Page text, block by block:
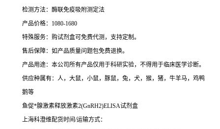
检测方法：酶联免疫吸附测定法
产品价格：1080-1680
特殊服务：购试剂盒可免费代测，支持定制。
售后保障：如产品质量问题包免费退换。
产品用途：本公司所有产品仅用于科研实验，不得用于临床医学诊断。
供应种属有：人，大鼠，小鼠，豚鼠，兔，犬，猴，猪，牛羊马，鸡鸭
鹅等
鱼促*腺激素释放激素2(GnRH2)ELISA试剂盒
上海科澄维配货时间/运输方式：